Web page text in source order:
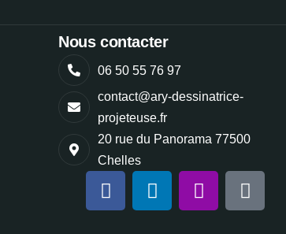
Nous contacter
06 50 55 76 97
contact@ary-dessinatrice-
projeteuse.fr
20 rue du Panorama 77500
Chelles